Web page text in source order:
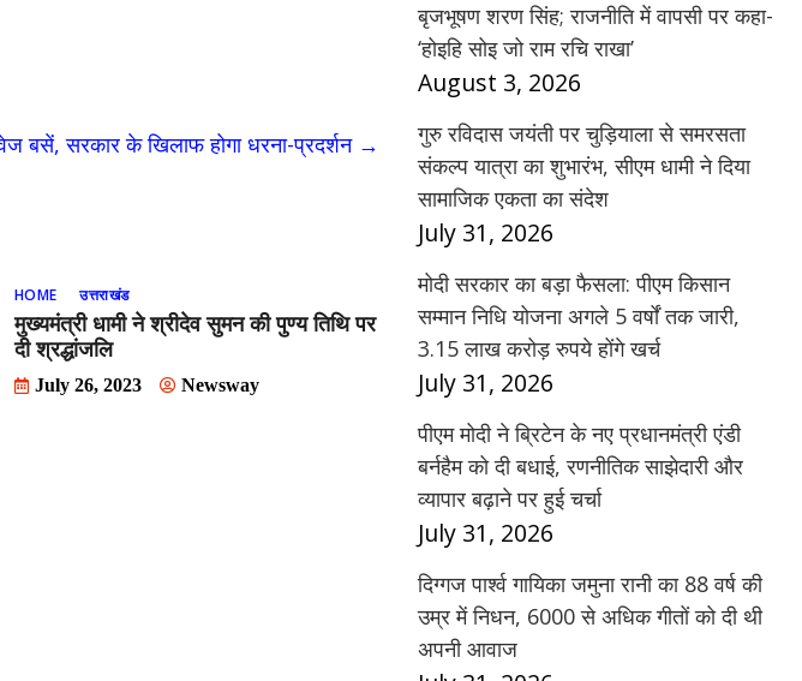
बसें, सरकार के खिलाफ होगा धरना-प्रदर्शन →
HOME उत्तराखंड
मुख्यमंत्री धामी ने श्रीदेव सुमन की पुण्य तिथि पर
दी श्रद्धांजलि
July 26, 2023 Newsway
बृजभूषण शरण सिंह; राजनीति में वापसी पर कहा-
‘होइहि सोइ जो राम रचि राखा’
August 3, 2026
गुरु रविदास जयंती पर चुड़ियाला से समरसता
संकल्प यात्रा का शुभारंभ, सीएम धामी ने दिया
सामाजिक एकता का संदेश
July 31, 2026
मोदी सरकार का बड़ा फैसला: पीएम किसान
सम्मान निधि योजना अगले 5 वर्षों तक जारी,
3.15 लाख करोड़ रुपये होंगे खर्च
July 31, 2026
पीएम मोदी ने ब्रिटेन के नए प्रधानमंत्री एंडी
बर्नहैम को दी बधाई, रणनीतिक साझेदारी और
व्यापार बढ़ाने पर हुई चर्चा
July 31, 2026
दिग्गज पार्श्व गायिका जमुना रानी का 88 वर्ष की
उम्र में निधन, 6000 से अधिक गीतों को दी थी
अपनी आवाज